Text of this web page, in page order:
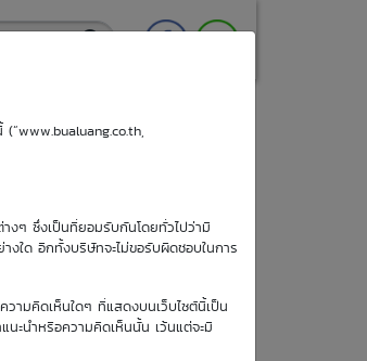
(“www.bualuang.co.th,
งๆ ซึ่งเป็นที่ยอมรับกันโดยทั่วไปว่ามี
ใด อีกทั้งบริษัทจะไม่ขอรับผิดชอบในการ
วามคิดเห็นใดๆ ที่แสดงบนเว็บไซต์นี้เป็น
นะนำหรือความคิดเห็นนั้น เว้นแต่จะมี